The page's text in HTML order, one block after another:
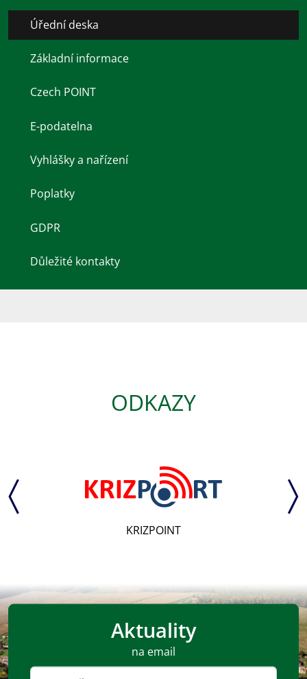
Úřední deska
Základní informace
Czech POINT
E-podatelna
Vyhlášky a nařízení
Poplatky
GDPR
Důležité kontakty
ODKAZY
KRIZPOINT
Aktuality
na email